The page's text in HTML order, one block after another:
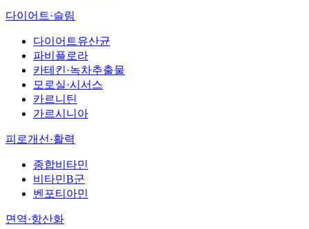
다이어트·슬림
다이어트유산균
파비플로라
카테킨·녹차추출물
모로실·시서스
카르니틴
가르시니아
피로개선·활력
종합비타민
비타민B군
벤포티아민
면역·항산화